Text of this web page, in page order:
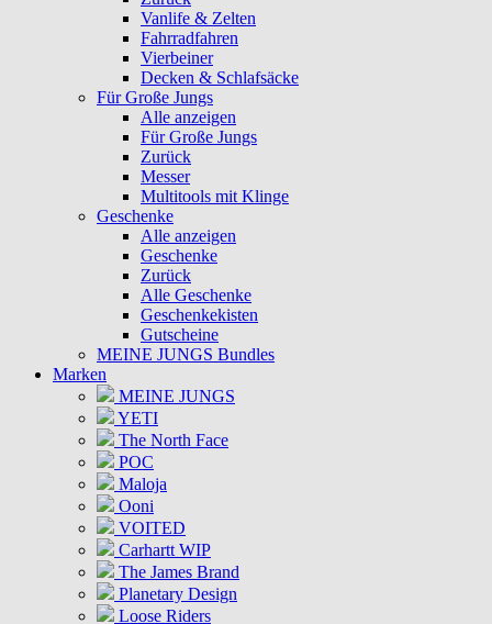
Vanlife & Zelten
Fahrradfahren
Vierbeiner
Decken & Schlafsäcke
Für Große Jungs
Alle anzeigen
Für Große Jungs
Zurück
Messer
Multitools mit Klinge
Geschenke
Alle anzeigen
Geschenke
Zurück
Alle Geschenke
Geschenkekisten
Gutscheine
MEINE JUNGS Bundles
Marken
MEINE JUNGS
YETI
The North Face
POC
Maloja
Ooni
VOITED
Carhartt WIP
The James Brand
Planetary Design
Loose Riders